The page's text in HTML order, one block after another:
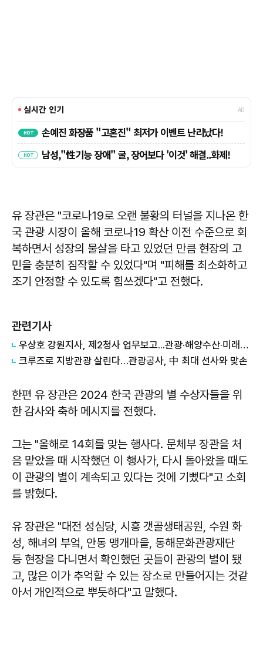
유 장관은 "코로나19로 오랜 불황의 터널을 지나온 한
국 관광 시장이 올해 코로나19 확산 이전 수준으로 회
복하면서 성장의 물살을 타고 있었던 만큼 현장의 고
민을 충분히 짐작할 수 있었다"며 "피해를 최소화하고
조기 안정할 수 있도록 힘쓰겠다"고 전했다.
관련기사
우상호 강원지사, 제2청사 업무보고...관광·해양수산·미래산업 해법 찾는다
크루즈로 지방관광 살린다…관광공사, 中 최대 선사와 맞손
한편 유 장관은 2024 한국 관광의 별 수상자들을 위
한 감사와 축하 메시지를 전했다.
그는 "올해로 14회를 맞는 행사다. 문체부 장관을 처
음 맡았을 때 시작했던 이 행사가, 다시 돌아왔을 때도
이 관광의 별이 계속되고 있다는 것에 기뻤다"고 소회
를 밝혔다.
유 장관은 "대전 성심당, 시흥 갯골생태공원, 수원 화
성, 해녀의 부엌, 안동 맹개마을, 동해문화관광재단
등 현장을 다니면서 확인했던 곳들이 관광의 별이 됐
고, 많은 이가 추억할 수 있는 장소로 만들어지는 것같
아서 개인적으로 뿌듯하다"고 말했다.